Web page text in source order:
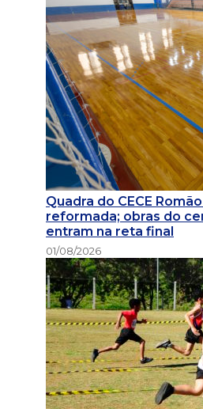
Quadra do CECE
reformada; obras do
entram na reta final
01/08/2026